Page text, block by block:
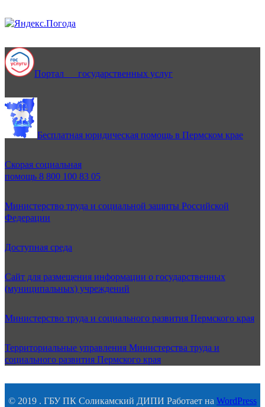
Портал государственных услуг
Бесплатная юридическая помощь в Пермском крае
Скорая социальная
помощь 8 800 100 83 05
Министерство труда и социальной защиты Российской
Федерации
Доступная среда
Сайт для размещения информации о государственных
(муниципальных) учреждений
Министерство труда и социального развития Пермского края
Территориальные управления Министерства труда и
социального развития Пермского края
© 2019 . ГБУ ПК Соликамский ДИПИ Работает на WordPress